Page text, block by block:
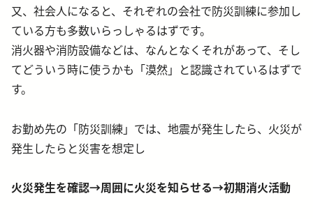
又、社会人になると、それぞれの会社で防災訓練に参加し
ている方も多数いらっしゃるはずです。
消火器や消防設備などは、なんとなくそれがあって、そし
てどういう時に使うかも「漠然」と認識されているはずで
す。
お勤め先の「防災訓練」では、地震が発生したら、火災が
発生したらと災害を想定し
火災発生を確認→周囲に火災を知らせる→初期消火活動